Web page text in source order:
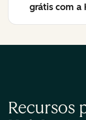
grátis com a
Recursos